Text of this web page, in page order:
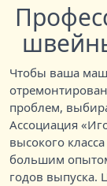
Чтобы ваша
проблем,
Ассоциация
высокого
большим
годов выпуска.